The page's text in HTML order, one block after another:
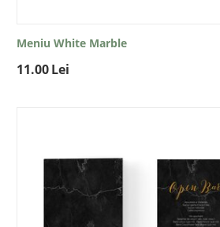
Meniu White Marble
11.00Lei